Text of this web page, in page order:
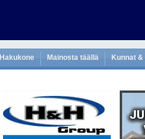
Hakukone Mainosta täällä Kunnat